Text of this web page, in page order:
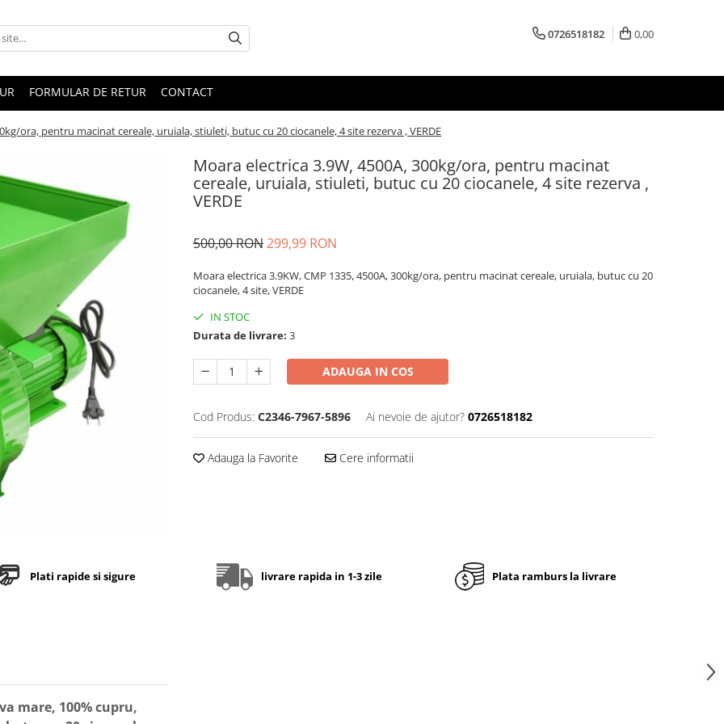
0726518182 0,00
FORMULAR DE RETUR CONTACT
ora, pentru macinat cereale, uruiala, stiuleti, butuc cu 20 ciocanele, 4 site rezerva , VERDE
Moara electrica 3.9W, 4500A, 300kg/ora, pentru macinat
cereale, uruiala, stiuleti, butuc cu 20 ciocanele, 4 site rezerva ,
VERDE
500,00 RON299,99 RON
Moara electrica 3.9KW, CMP 1335, 4500A, 300kg/ora, pentru macinat cereale, uruiala, butuc cu 20
ciocanele, 4 site, VERDE
IN STOC
Durata de livrare: 3
ADAUGA IN COS
Cod Produs: C2346-7967-5896 Ai nevoie de ajutor? 0726518182
Adauga la Favorite Cere informatii
Plati rapide si sigure livrare rapida in 1-3 zile Plata ramburs la livrare
mare, 100% cupru,